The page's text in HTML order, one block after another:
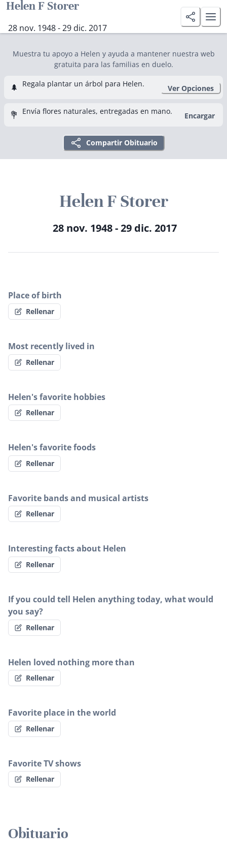
Helen F Storer
28 nov. 1948 - 29 dic. 2017
Muestra tu apoyo a Helen y ayuda a mantener nuestra web
gratuita para las familias en duelo.
🌲 Regala plantar un árbol para Helen. Ver Opciones
💐 Envía flores naturales, entregadas en mano. Encargar
Compartir Obituario
Helen F Storer
28 nov. 1948 - 29 dic. 2017
Place of birth
Rellenar
Most recently lived in
Rellenar
Helen's favorite hobbies
Rellenar
Helen's favorite foods
Rellenar
Favorite bands and musical artists
Rellenar
Interesting facts about Helen
Rellenar
If you could tell Helen anything today, what would
you say?
Rellenar
Helen loved nothing more than
Rellenar
Favorite place in the world
Rellenar
Favorite TV shows
Rellenar
Obituario